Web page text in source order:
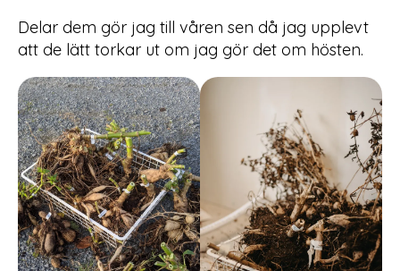
Delar dem gör jag till våren sen då jag upplevt
att de lätt torkar ut om jag gör det om hösten.